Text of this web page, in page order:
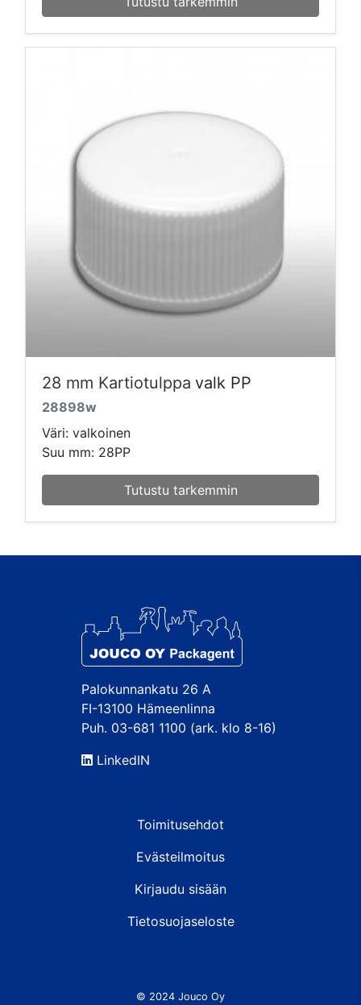
28 mm Kartiotulppa valk PP
28898w
Väri: valkoinen
Suu mm: 28PP
Tutustu tarkemmin
Palokunnankatu 26 A
FI-13100 Hämeenlinna
Puh. 03-681 1100 (ark. klo 8-16)
LinkedIN
Toimitusehdot
Evästeilmoitus
Kirjaudu sisään
Tietosuojaseloste
© 2024 Jouco Oy